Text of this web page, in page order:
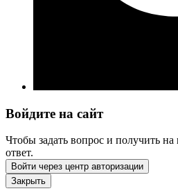
Войдите на сайт
Чтобы задать вопрос и получить
ответ.
Войти через центр авторизации
Закрыть